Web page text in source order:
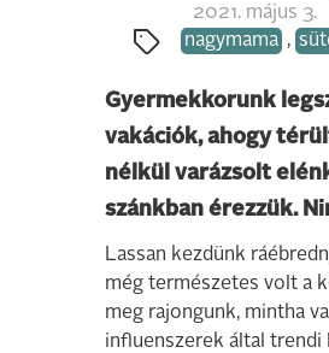
2021. május 3.
nagymama ,
Gyermekkorunk
vakációk, ahogy
nélkül varázsolt
szánkban érezzük.
Lassan kezdünk
még természetes volt a
meg rajongunk, mintha
influenszerek által trendi